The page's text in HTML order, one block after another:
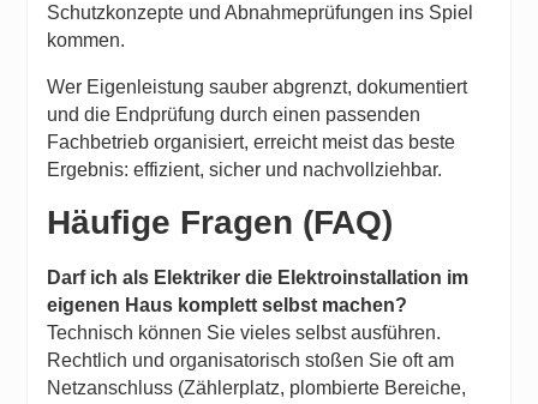
Schutzkonzepte und Abnahmeprüfungen ins Spiel
kommen.
Wer Eigenleistung sauber abgrenzt, dokumentiert
und die Endprüfung durch einen passenden
Fachbetrieb organisiert, erreicht meist das beste
Ergebnis: effizient, sicher und nachvollziehbar.
Häufige Fragen (FAQ)
Darf ich als Elektriker die Elektroinstallation im
eigenen Haus komplett selbst machen?
Technisch können Sie vieles selbst ausführen.
Rechtlich und organisatorisch stoßen Sie oft am
Netzanschluss (Zählerplatz, plombierte Bereiche,